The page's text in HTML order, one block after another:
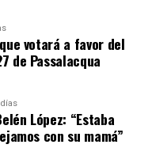
de protección
se deberá aplicar de
“utilidad pública”
votará a favor del
de Passalacqua
López: “Estaba
con su mamá”